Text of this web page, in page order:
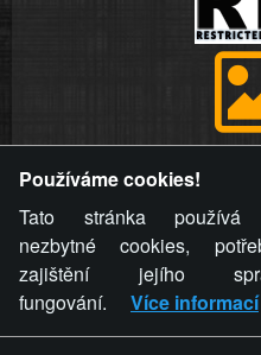
videa a komentáře. Osoba,
stránky týče, ani osoba,
stránku, nemůže z důvodu
komentáře pro výše
provozovateli stránky žádný
Používáme cookies!
Tato stránka používá
nezbytné cookies,
zajištění jejího
fungování.
Více informací